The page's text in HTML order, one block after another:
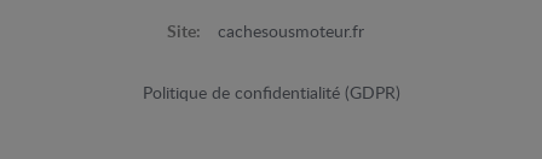
Site: cachesousmoteur.fr
Politique de confidentialité (GDPR)